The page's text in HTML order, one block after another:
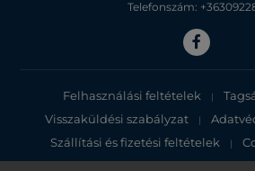
Telefonszám:
Felhasználási feltételek |
Visszaküldési szabályzat |
Szállítási és fizetési feltételek |
Adatvédelmi